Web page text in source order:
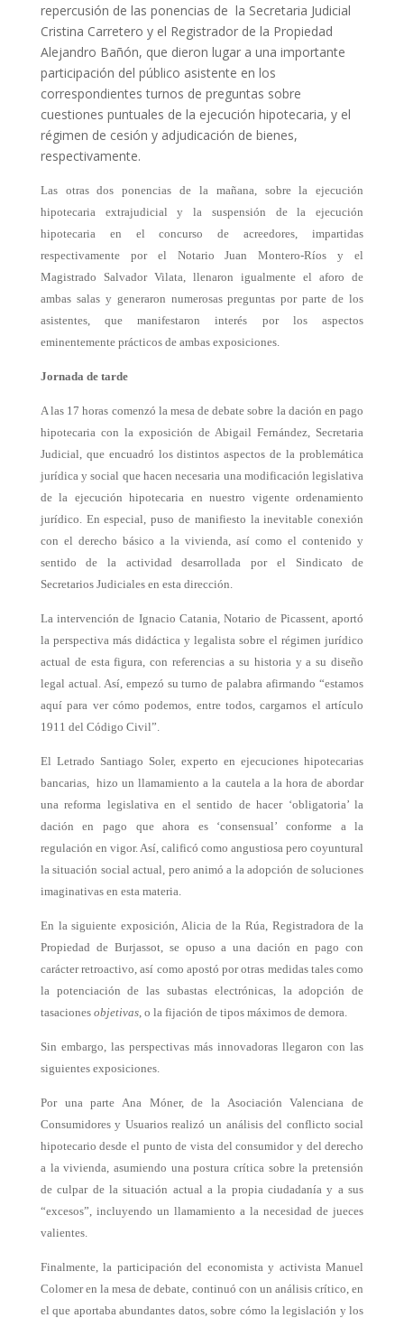
repercusión de las ponencias de la Secretaria Judicial
Cristina Carretero y el Registrador de la Propiedad
Alejandro Bañón, que dieron lugar a una importante
participación del público asistente en los
correspondientes turnos de preguntas sobre
cuestiones puntuales de la ejecución hipotecaria, y el
régimen de cesión y adjudicación de bienes,
respectivamente.
Las otras dos ponencias de la mañana, sobre la ejecución
hipotecaria extrajudicial y la suspensión de la ejecución
hipotecaria en el concurso de acreedores, impartidas
respectivamente por el Notario Juan Montero-Ríos y el
Magistrado Salvador Vilata, llenaron igualmente el aforo de
ambas salas y generaron numerosas preguntas por parte de los
asistentes, que manifestaron interés por los aspectos
eminentemente prácticos de ambas exposiciones.
Jornada de tarde
A las 17 horas comenzó la mesa de debate sobre la dación en pago
hipotecaria con la exposición de Abigail Fernández, Secretaria
Judicial, que encuadró los distintos aspectos de la problemática
jurídica y social que hacen necesaria una modificación legislativa
de la ejecución hipotecaria en nuestro vigente ordenamiento
jurídico. En especial, puso de manifiesto la inevitable conexión
con el derecho básico a la vivienda, así como el contenido y
sentido de la actividad desarrollada por el Sindicato de
Secretarios Judiciales en esta dirección.
La intervención de Ignacio Catania, Notario de Picassent, aportó
la perspectiva más didáctica y legalista sobre el régimen jurídico
actual de esta figura, con referencias a su historia y a su diseño
legal actual. Así, empezó su turno de palabra afirmando “estamos
aquí para ver cómo podemos, entre todos, cargarnos el artículo
1911 del Código Civil”.
El Letrado Santiago Soler, experto en ejecuciones hipotecarias
bancarias, hizo un llamamiento a la cautela a la hora de abordar
una reforma legislativa en el sentido de hacer ‘obligatoria’ la
dación en pago que ahora es ‘consensual’ conforme a la
regulación en vigor. Así, calificó como angustiosa pero coyuntural
la situación social actual, pero animó a la adopción de soluciones
imaginativas en esta materia.
En la siguiente exposición, Alicia de la Rúa, Registradora de la
Propiedad de Burjassot, se opuso a una dación en pago con
carácter retroactivo, así como apostó por otras medidas tales como
la potenciación de las subastas electrónicas, la adopción de
tasaciones objetivas, o la fijación de tipos máximos de demora.
Sin embargo, las perspectivas más innovadoras llegaron con las
siguientes exposiciones.
Por una parte Ana Móner, de la Asociación Valenciana de
Consumidores y Usuarios realizó un análisis del conflicto social
hipotecario desde el punto de vista del consumidor y del derecho
a la vivienda, asumiendo una postura crítica sobre la pretensión
de culpar de la situación actual a la propia ciudadanía y a sus
“excesos”, incluyendo un llamamiento a la necesidad de jueces
valientes.
Finalmente, la participación del economista y activista Manuel
Colomer en la mesa de debate, continuó con un análisis crítico, en
el que aportaba abundantes datos, sobre cómo la legislación y los